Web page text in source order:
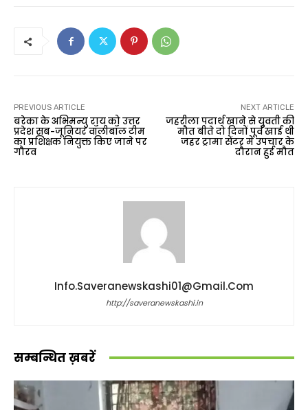
PREVIOUS ARTICLE
बरेका के अभिमन्यु राय को उत्तर
प्रदेश सब-जूनियर वॉलीबॉल टीम
का प्रशिक्षक नियुक्त किए जाने पर
गौरव
NEXT ARTICLE
जहरीला पदार्थ खाने से युवती की
मौत बीते दो दिनों पूर्व खाई थी
जहर ट्रामा सेंटर में उपचार के
दौरान हुई मौत
Info.saveranewskashi01@gmail.com
http://saveranewskashi.in
सम्बन्धित ख़बरें